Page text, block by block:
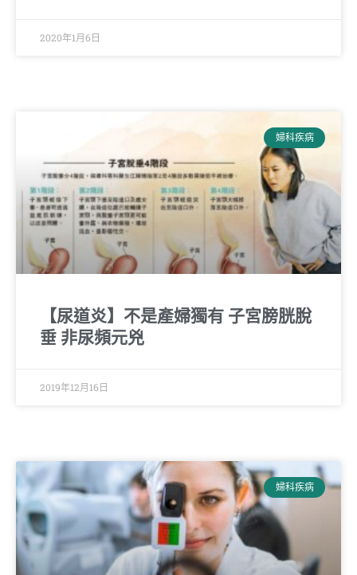
2020年1月6日
婦科疾病
【尿道炎】不是產婦獨有 子宮膀胱脫
垂 非尿頻元兇
2019年12月16日
婦科疾病